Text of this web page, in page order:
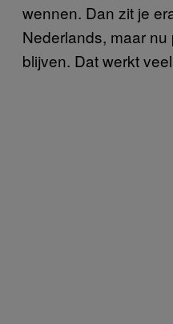
wennen. Dan zit je
Nederlands, maar
blijven. Dat werkt